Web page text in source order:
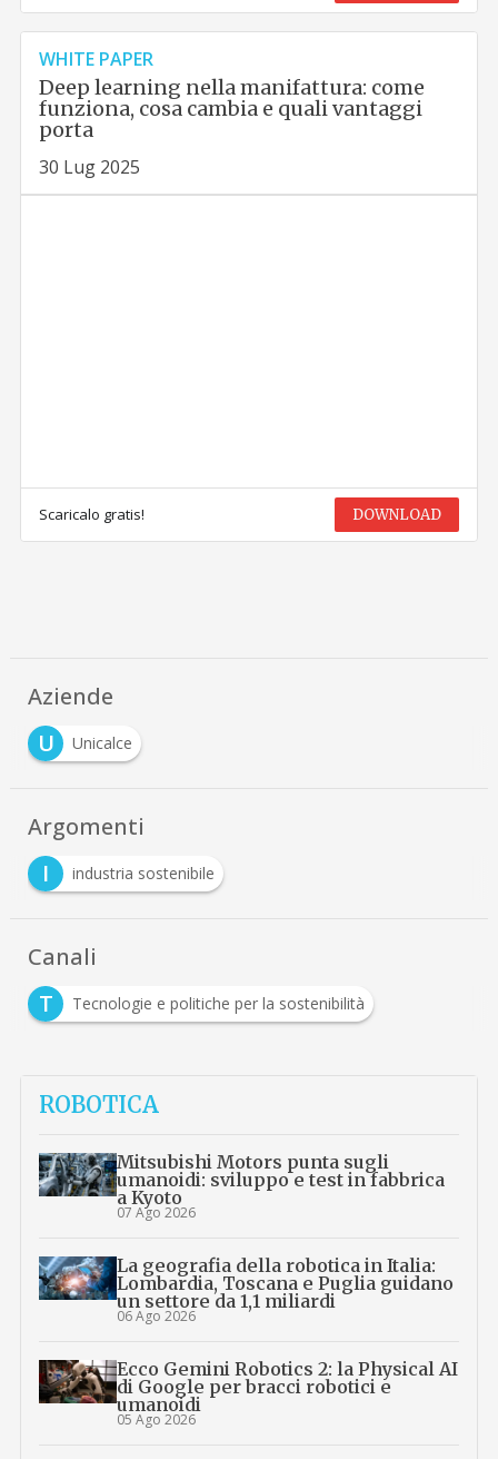
WHITE PAPER
Deep learning nella manifattura: come
funziona, cosa cambia e quali vantaggi
porta
30 Lug 2025
Scaricalo gratis! DOWNLOAD
Aziende
U
Unicalce
Argomenti
I
industria sostenibile
Canali
T
Tecnologie e politiche per la sostenibilità
ROBOTICA
Mitsubishi Motors punta sugli
umanoidi: sviluppo e test in fabbrica
a Kyoto
07 Ago 2026
La geografia della robotica in Italia:
Lombardia, Toscana e Puglia guidano
un settore da 1,1 miliardi
06 Ago 2026
Ecco Gemini Robotics 2: la Physical AI
di Google per bracci robotici e
umanoidi
05 Ago 2026